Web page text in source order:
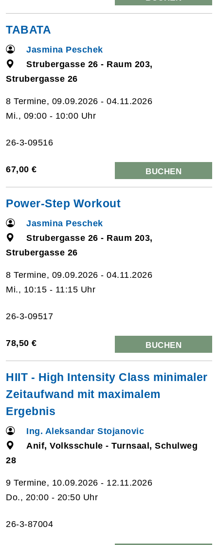
TABATA
Jasmina Peschek
Strubergasse 26 - Raum 203,
Strubergasse 26
8 Termine, 09.09.2026 - 04.11.2026
Mi., 09:00 - 10:00 Uhr
26-3-09516
67,00 € BUCHEN
Power-Step Workout
Jasmina Peschek
Strubergasse 26 - Raum 203,
Strubergasse 26
8 Termine, 09.09.2026 - 04.11.2026
Mi., 10:15 - 11:15 Uhr
26-3-09517
78,50 € BUCHEN
HIIT - High Intensity Class minimaler
Zeitaufwand mit maximalem
Ergebnis
Ing. Aleksandar Stojanovic
Anif, Volksschule - Turnsaal, Schulweg
28
9 Termine, 10.09.2026 - 12.11.2026
Do., 20:00 - 20:50 Uhr
26-3-87004